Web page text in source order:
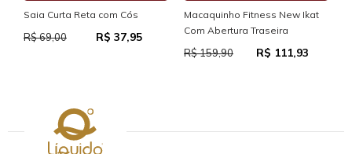
Saia Curta Reta com Cós
R$ 69,00 R$ 37,95
Macaquinho Fitness New Ikat
Com Abertura Traseira
R$ 159,90 R$ 111,93